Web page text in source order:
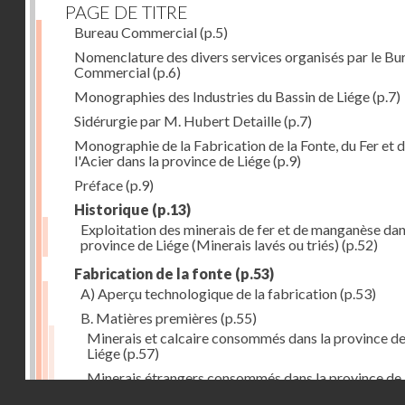
PAGE DE TITRE
Bureau Commercial(p.5)
Nomenclature des divers services organisés par le
Commercial(p.6)
Monographies des Industries du Bassin de Liége(p.7)
Sidérurgie par M. Hubert Detaille(p.7)
Monographie de la Fabrication de la Fonte, du Fer et
l'Acier dans la province de Liége(p.9)
Préface(p.9)
Historique (p.13)
Exploitation des minerais de fer et de manganèse
province de Liége (Minerais lavés ou triés) (p.52)
Fabrication de la fonte (p.53)
A) Aperçu technologique de la fabrication(p.53)
B. Matières premières (p.55)
Minerais et calcaire consommés dans la province de
Liége(p.57)
Minerais étrangers consommés dans la province de